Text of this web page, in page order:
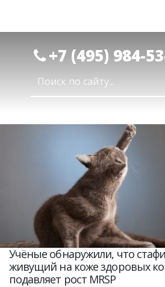
+7 (495) 984-
Учёные обнаружили, что
живущий на коже здоровых
подавляет рост MRSP